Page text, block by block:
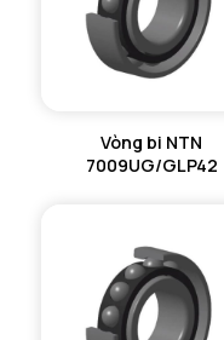
Vòng bi NTN
7009UG/GLP42